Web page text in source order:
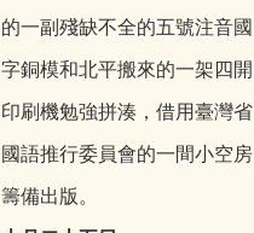
的一副殘缺不全的五號注音國
字銅模和北平搬來的一架四開
印刷機勉強拼湊，借用臺灣省
國語推行委員會的一間小空房
籌備出版。